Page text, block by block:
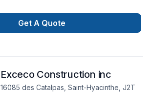
Get A Quote
Exceco Construction inc
16085 des Catalpas, Saint-Hyacinthe, J2T